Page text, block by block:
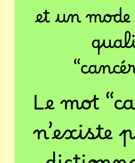
et un
Le mot
n’existe